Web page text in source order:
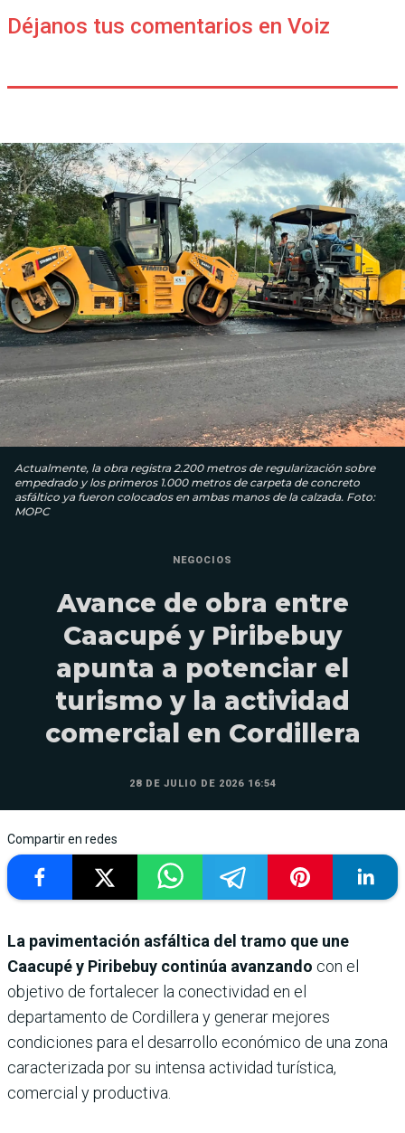
Déjanos tus comentarios en Voiz
Actualmente, la obra registra 2.200 metros de regularización sobre
empedrado y los primeros 1.000 metros de carpeta de concreto
asfáltico ya fueron colocados en ambas manos de la calzada. Foto:
MOPC
NEGOCIOS
Avance de obra entre
Caacupé y Piribebuy
apunta a potenciar el
turismo y la actividad
comercial en Cordillera
28 DE JULIO DE 2026 16:54
Compartir en redes
La pavimentación asfáltica del tramo que une
Caacupé y Piribebuy continúa avanzando con el
objetivo de fortalecer la conectividad en el
departamento de Cordillera y generar mejores
condiciones para el desarrollo económico de una zona
caracterizada por su intensa actividad turística,
comercial y productiva.